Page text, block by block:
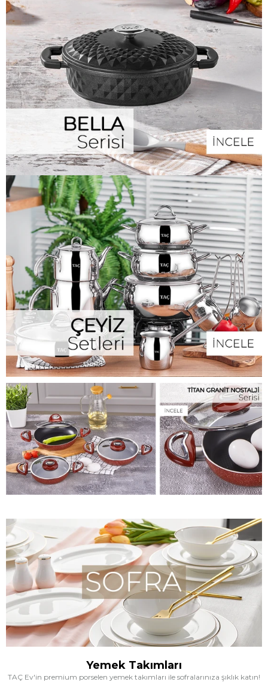
Yemek Takımları
TAÇ Ev'in premium porselen yemek takımları ile sofralarınıza şıklık katın!